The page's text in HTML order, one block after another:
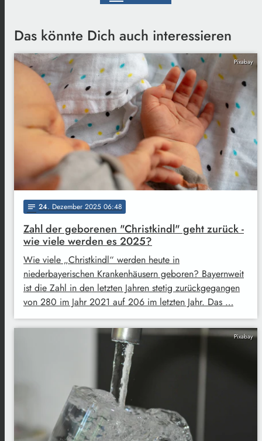
Das könnte Dich auch interessieren
Pixabay
notes 24. Dezember 2025 06:48
Zahl der geborenen "Christkindl" geht zurück -
wie viele werden es 2025?
Wie viele „Christkindl“ werden heute in
niederbayerischen Krankenhäusern geboren? Bayernweit
ist die Zahl in den letzten Jahren stetig zurückgegangen
von 280 im Jahr 2021 auf 206 im letzten Jahr. Das …
Pixabay